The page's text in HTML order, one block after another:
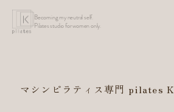
Becoming my neutral self.
Pilates studio for women only.
マシンピラティス専門 pilates K